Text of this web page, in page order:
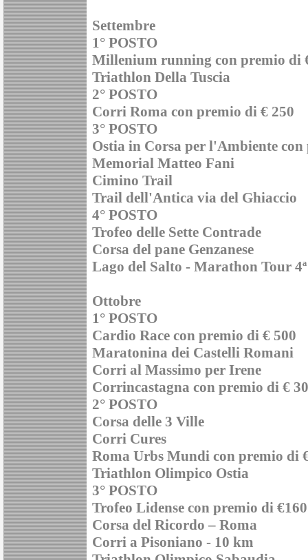
Settembre
1° POSTO
Millenium running con premio di
Triathlon Della Tuscia
2° POSTO
Corri Roma con premio di € 250
3° POSTO
Ostia in Corsa per l'Ambiente
Memorial Matteo Fani
Cimino Trail
Trail dell'Antica via del Ghiaccio
4° POSTO
Trofeo delle Sette Contrade
Corsa del pane Genzanese
Lago del Salto - Marathon Tour
Ottobre
1° POSTO
Cardio Race con premio di € 500
Maratonina dei Castelli Romani
Corri al Massimo per Irene
Corrincastagna con premio di €
2° POSTO
Corsa delle 3 Ville
Corri Cures
Roma Urbs Mundi con premio di
Triathlon Olimpico Ostia
3° POSTO
Trofeo Lidense con premio di €160
Corsa del Ricordo – Roma
Corri a Pisoniano - 10 km